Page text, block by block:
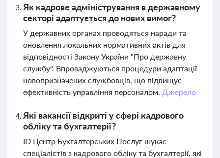
Як кадрове адміністрування в державному
секторі адаптується до нових вимог?
У державних органах проводяться наради та
оновлення локальних нормативних актів для
відповідності Закону України "Про державну
службу". Впроваджуються процедури адаптації
новопризначених службовців, що підвищує
ефективність управління персоналом. Джерело
Які вакансії відкриті у сфері кадрового
обліку та бухгалтерії?
ID Центр Бухгалтерських Послуг шукає
спеціалістів з кадрового обліку та бухгалтерії, які